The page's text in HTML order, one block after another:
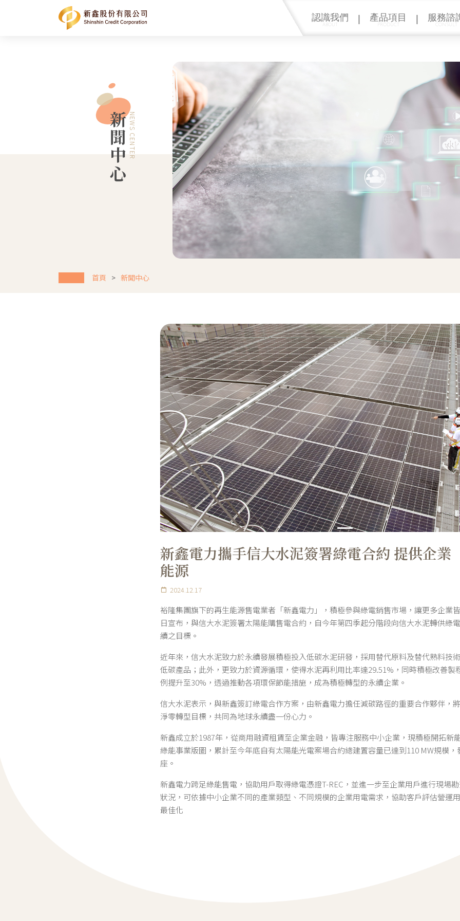
認識我們
ABOUT
| 產品項目
PRODUCT
| 服務諮
NEWS CENTER
新聞中心
首頁 新聞中心
Previous
新鑫電力攜手信大水泥簽署綠電合約 提供企業
能源
2024.12.17
裕隆集團旗下的再生能源售電業者「新鑫電力」，積極參與綠電銷售市場，讓更多企業
日宣布，與信大水泥簽署太陽能購售電合約，自今年第四季起分階段向信大水泥轉供綠
續之目標。
近年來，信大水泥致力於永續發展積極投入低碳水泥研發，採用替代原料及替代熟料技
低碳產品；此外，更致力於資源循環，使得水泥再利用比率達29.51%，同時積極改善製
例提升至30%，透過推動各項環保節能措施，成為積極轉型的永續企業。
信大水泥表示，與新鑫簽訂綠電合作方案，由新鑫電力擔任減碳路徑的重要合作夥伴，
淨零轉型目標，共同為地球永續盡一份心力。
新鑫成立於1987年，從商用融資租賃至企業金融，皆專注服務中小企業，現積極開拓新
綠能事業版圖，累計至今年底自有太陽能光電案場合約總建置容量已達到110 MW規模，
座。
新鑫電力跨足綠能售電，協助用戶取得綠電憑證T-REC，並進一步至企業用戶進行現場
狀況，可依據中小企業不同的產業類型、不同規模的企業用電需求，協助客戶評估營運
最佳化